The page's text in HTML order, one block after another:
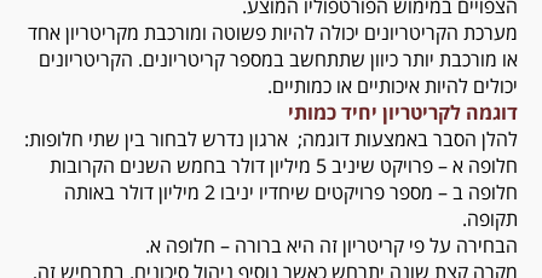
הצפויים במימוש הפורטפוליו המוצע.
מערכת הקריטריונים יכולה להיות פשוטה ומורכבת מקריטריון אחד
או מורכבת יותר כיוון שתתחשב במספר קריטריונים. הקריטריונים
יכולים להיות איכותיים או כמותיים.
דוגמה לקריטריון יחיד כמותי
להלן הסבר באמצעות דוגמה; ארגון נדרש לבחור בין שתי חלופות:
חלופה א – פרויקט שיניב 5 מיליון דולר בחמש השנים הקרובות
חלופה ב – מספר פרויקטים שיחדיו יניבו 2 מיליון דולר באותה
תקופה.
הבחירה על פי קריטריון זה היא ברורה – חלופה א.
מקרה קצת שונה יתרחש כאשר נוסיף ניהול סיכונים. בתרחיש זה,